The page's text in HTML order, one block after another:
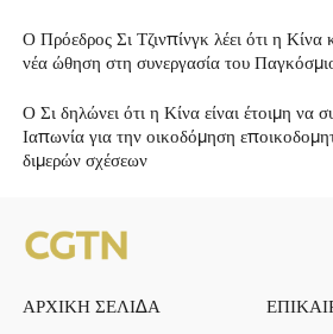
Ο Πρόεδρος Σι Τζινπίνγκ λέει ότι η Κίνα
νέα ώθηση στη συνεργασία του
Ο Σι δηλώνει ότι η Κίνα είναι έτοιμη να
Ιαπωνία για την οικοδόμηση
διμερών σχέσεων
ΑΡΧΙΚΗ ΣΕΛΙΔΑ